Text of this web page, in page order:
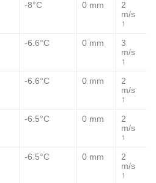
-8°C 0 mm
2
m/s
↑
-6.6°C 0 mm
3
m/s
↑
-6.6°C 0 mm
2
m/s
↑
-6.5°C 0 mm
2
m/s
↑
-6.5°C 0 mm
2
m/s
↑